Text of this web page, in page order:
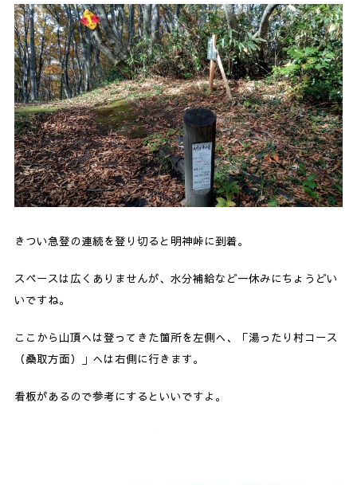
きつい急登の連続を登り切ると明神峠に到着。
スペースは広くありませんが、水分補給など一休みにちょうどい
いですね。
ここから山頂へは登ってきた箇所を左側へ、「湯ったり村コース
（桑取方面）」へは右側に行きます。
看板があるので参考にするといいですよ。